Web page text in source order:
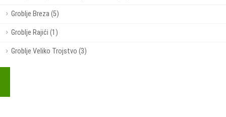
Groblje Breza (5)
Groblje Rajići (1)
Groblje Veliko Trojstvo (3)